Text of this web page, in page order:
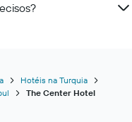
Hotéis na Turquia
The Center Hotel